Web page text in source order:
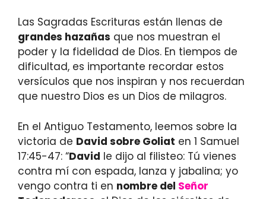
Las Sagradas Escrituras están llenas de
grandes hazañas que nos muestran el
poder y la fidelidad de Dios. En tiempos de
dificultad, es importante recordar estos
versículos que nos inspiran y nos recuerdan
que nuestro Dios es un Dios de milagros.
En el Antiguo Testamento, leemos sobre la
victoria de David sobre Goliat en 1 Samuel
17:45-47: “David le dijo al filisteo: Tú vienes
contra mí con espada, lanza y jabalina; yo
vengo contra ti en nombre del Señor